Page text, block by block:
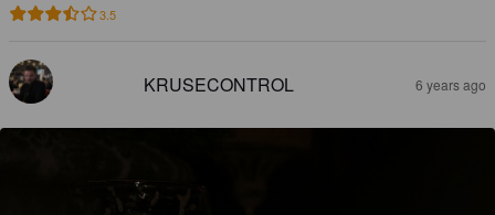
3.5
KRUSECONTROL 6 years ago